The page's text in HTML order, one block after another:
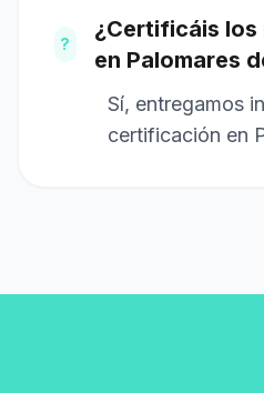
?
¿Certificáis
en Palomares
Sí, entregamos
certificación en